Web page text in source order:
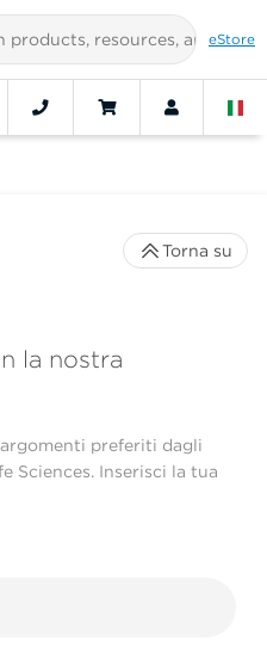
eStore
la nostra
preferiti dagli
Sciences. Inserisci la tua
Torna su